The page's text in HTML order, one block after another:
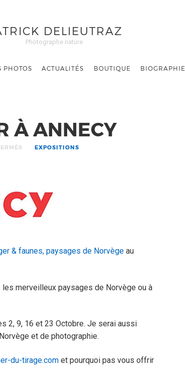
DELIEUTRAZ
Photographe nature
PHOTOS ACTUALITÉS BOUTIQUE BIOGRAPHIE
À ANNECY
EXPOSITIONS
& faunes, paysages de Norvège au
merveilleux paysages de Norvège ou à
2, 9, 16 et 23 Octobre. Je serai aussi
et de photographie.
du-tirage.com et pourquoi pas vous offrir